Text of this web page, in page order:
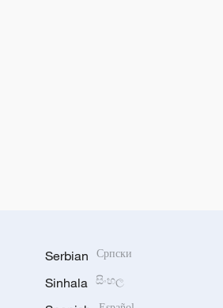
Serbian Српски
Sinhala සිංහල